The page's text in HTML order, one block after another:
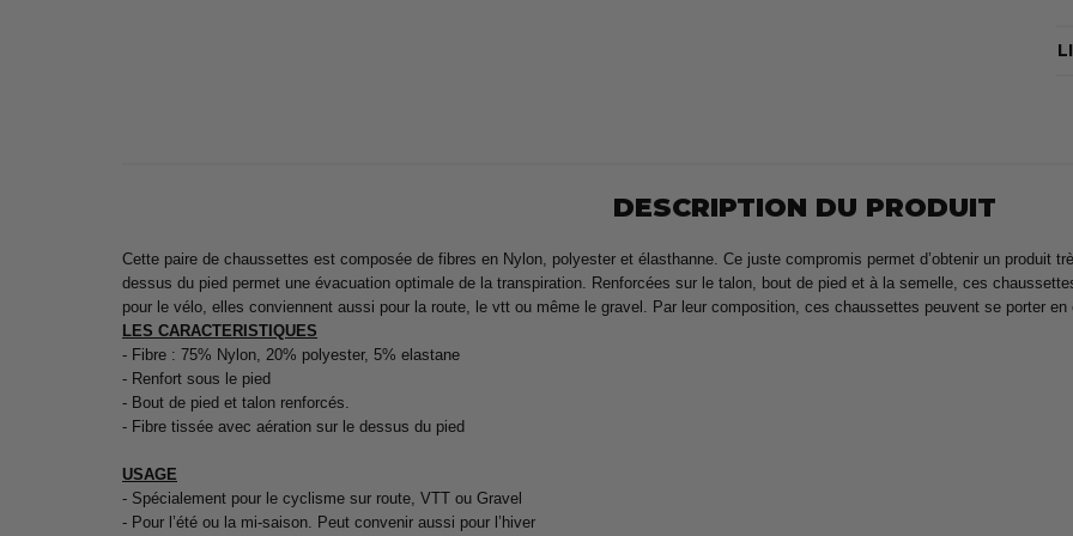
DESCRIPTION DU PRODUIT
Cette paire de chaussettes est composée de fibres en Nylon, polyester et élasthanne. Ce juste compromis permet d’obtenir un produit
dessus du pied permet une évacuation optimale de la transpiration. Renforcées sur le talon, bout de pied et à la semelle, ces
pour le vélo, elles conviennent aussi pour la route, le vtt ou même le gravel. Par leur composition, ces chaussettes peuvent se porter
LES CARACTERISTIQUES
- Fibre : 75% Nylon, 20% polyester, 5% elastane
- Renfort sous le pied
- Bout de pied et talon renforcés.
- Fibre tissée avec aération sur le dessus du pied
USAGE
- Spécialement pour le cyclisme sur route, VTT ou Gravel
- Pour l’été ou la mi-saison. Peut convenir aussi pour l’hiver